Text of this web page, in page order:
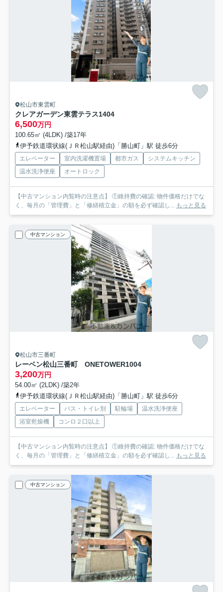
松山市東雲町
クレアガーデン東雲テラス1404
6,500万円
100.65㎡ (4LDK) /築17年
伊予鉄道環状線(ＪＲ松山駅経由)「勝山町」駅 徒歩6分
エレベーター 室内洗濯機置場 都市ガス
システムキッチン
温水洗浄便座
オートロック
【中古マンション内覧時の注意点】 ①維持費の確認: 物件価格だけでな
く、毎月の「管理費」と「修繕積立金」の額を必ず確認し... もっと見る
中古マンション
松山市三番町
レーベン松山三番町 ONETOWER1004
3,200万円
54.00㎡ (2LDK) /築2年
伊予鉄道環状線(ＪＲ松山駅経由)「勝山町」駅 徒歩6分
エレベーター バス・トイレ別 駐輪場
温水洗浄便座
浴室乾燥機
コンロ２口以上
【中古マンション内覧時の注意点】 ①維持費の確認: 物件価格だけでな
く、毎月の「管理費」と「修繕積立金」の額を必ず確認し... もっと見る
中古マンション